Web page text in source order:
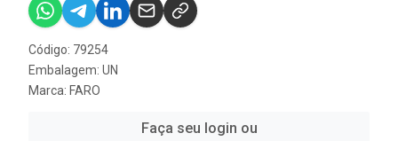
Código: 79254
Embalagem: UN
Marca: FARO
Faça seu login ou